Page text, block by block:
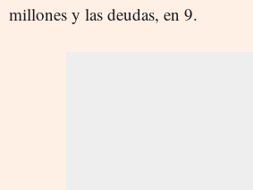
millones y las deudas, en 9.